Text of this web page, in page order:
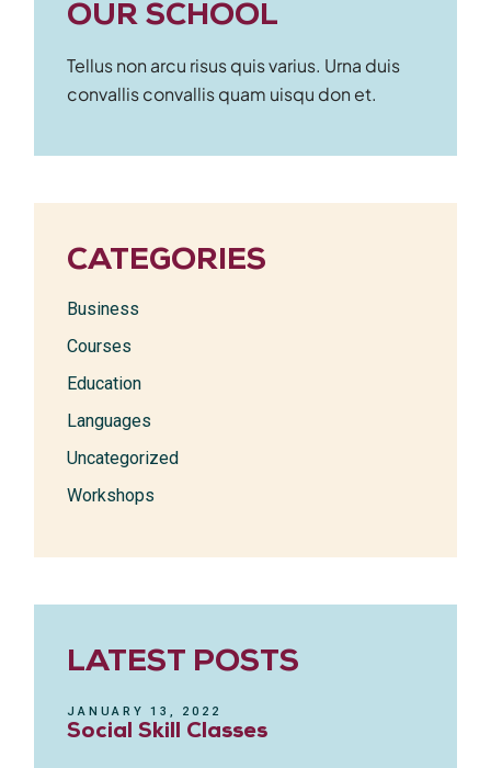
OUR SCHOOL
Tellus non arcu risus quis varius. Urna duis
convallis convallis quam uisqu don et.
CATEGORIES
Business
Courses
Education
Languages
Uncategorized
Workshops
LATEST POSTS
JANUARY 13, 2022
Social Skill Classes